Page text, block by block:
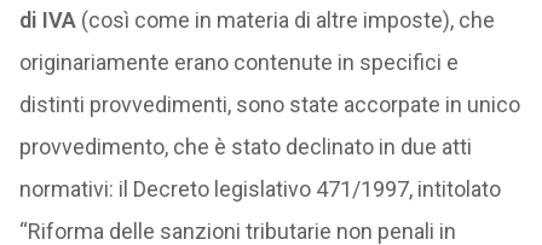
di IVA(così come in materia di altre imposte), che
originariamente erano contenute in specifici e
distinti provvedimenti, sono state accorpate in unico
provvedimento, che è stato declinato in due atti
normativi: il Decreto legislativo 471/1997, intitolato
“Riforma delle sanzioni tributarie non penali in